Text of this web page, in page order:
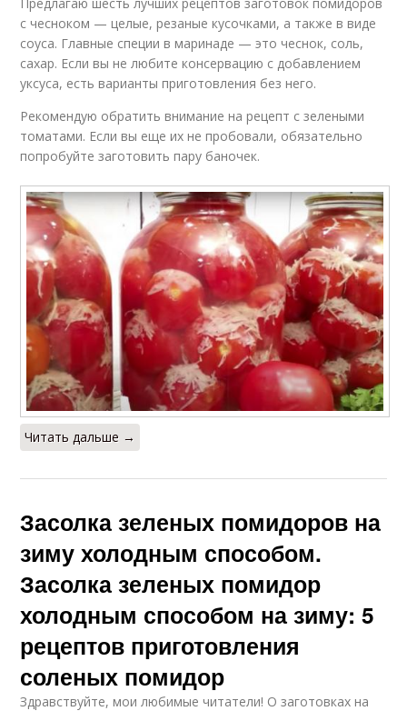
с чесноком — целые, резаные кусочками, а также в виде
соуса. Главные специи в маринаде — это чеснок, соль,
сахар. Если вы не любите консервацию с добавлением
уксуса, есть варианты приготовления без него.
Рекомендую обратить внимание на рецепт с зелеными
томатами. Если вы еще их не пробовали, обязательно
попробуйте заготовить пару баночек.
Читать дальше →
Засолка зеленых помидоров на
зиму холодным способом.
Засолка зеленых помидор
холодным способом на зиму: 5
рецептов приготовления
соленых помидор
Здравствуйте, мои любимые читатели! О заготовках на